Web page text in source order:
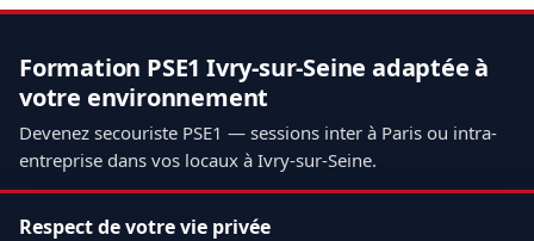
Formation PSE1 Ivry-sur-Seine adaptée à
votre environnement
Devenez secouriste PSE1 — sessions inter à Paris ou intra-
entreprise dans vos locaux à Ivry-sur-Seine.
Demander un devis
Respect de votre vie privée